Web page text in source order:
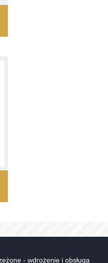
- wdrożenie i obsługa